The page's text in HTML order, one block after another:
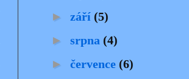
► září (5)
► srpna (4)
► července (6)